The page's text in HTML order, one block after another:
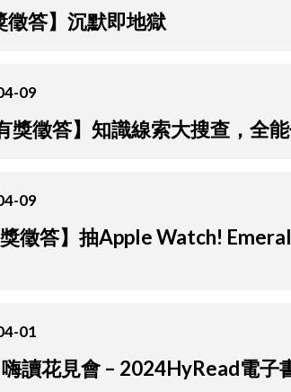
徵答】沉默即地獄
09
獎徵答】知識線索大搜查，全
09
獎徵答】抽Apple Watch!
01
嗨讀花見會 – 2024HyRead電子